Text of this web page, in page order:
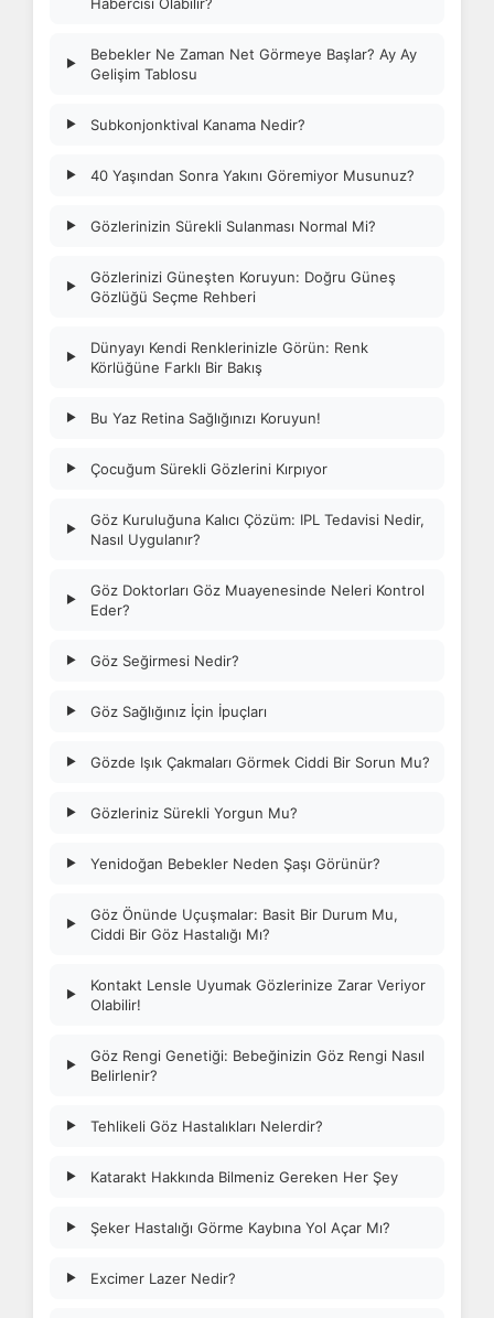
▶
Bebekler Ne Zaman Net Görmeye Başlar? Ay Ay
Gelişim Tablosu
▶ Subkonjonktival Kanama Nedir?
▶ 40 Yaşından Sonra Yakını Göremiyor Musunuz?
▶ Gözlerinizin Sürekli Sulanması Normal Mi?
▶
Gözlerinizi Güneşten Koruyun: Doğru Güneş
Gözlüğü Seçme Rehberi
▶
Dünyayı Kendi Renklerinizle Görün: Renk
Körlüğüne Farklı Bir Bakış
▶ Bu Yaz Retina Sağlığınızı Koruyun!
▶ Çocuğum Sürekli Gözlerini Kırpıyor
▶
Göz Kuruluğuna Kalıcı Çözüm: IPL Tedavisi Nedir,
Nasıl Uygulanır?
▶
Göz Doktorları Göz Muayenesinde Neleri Kontrol
Eder?
▶ Göz Seğirmesi Nedir?
▶ Göz Sağlığınız İçin İpuçları
▶ Gözde Işık Çakmaları Görmek Ciddi Bir Sorun Mu?
▶ Gözleriniz Sürekli Yorgun Mu?
▶ Yenidoğan Bebekler Neden Şaşı Görünür?
▶
Göz Önünde Uçuşmalar: Basit Bir Durum Mu,
Ciddi Bir Göz Hastalığı Mı?
▶
Kontakt Lensle Uyumak Gözlerinize Zarar Veriyor
Olabilir!
▶
Göz Rengi Genetiği: Bebeğinizin Göz Rengi Nasıl
Belirlenir?
▶ Tehlikeli Göz Hastalıkları Nelerdir?
▶ Katarakt Hakkında Bilmeniz Gereken Her Şey
▶ Şeker Hastalığı Görme Kaybına Yol Açar Mı?
▶ Excimer Lazer Nedir?